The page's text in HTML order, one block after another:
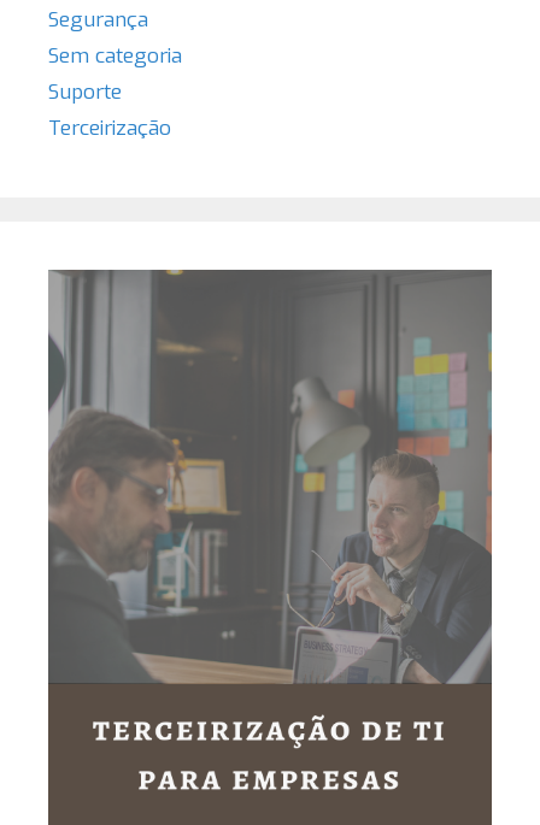
Segurança
Sem categoria
Suporte
Terceirização